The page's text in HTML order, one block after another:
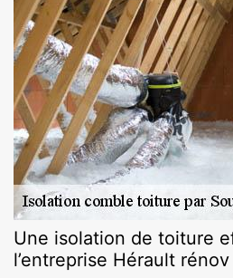
Une isolation de toiture
l’entreprise Hérault